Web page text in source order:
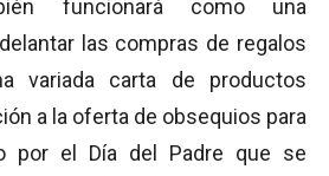
funcionará como una
las compras de regalos
variada carta de productos
a la oferta de obsequios para
por el Día del Padre que se